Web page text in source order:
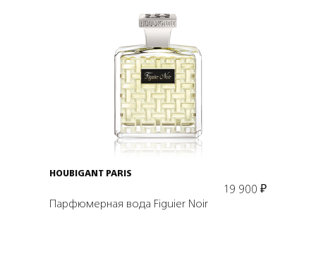
Подробнее
В корзину
HOUBIGANT PARIS
19 900 ₽
Парфюмерная вода Figuier Noir